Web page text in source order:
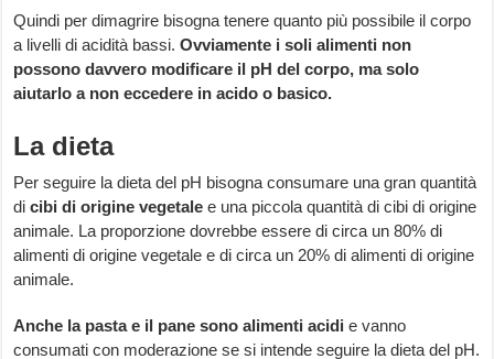
Quindi per dimagrire bisogna tenere quanto più possibile il corpo
a livelli di acidità bassi.Ovviamente i soli alimenti non
possono davvero modificare il pH del corpo, ma solo
aiutarlo a non eccedere in acido o basico.
La dieta
Per seguire la dieta del pH bisogna consumare una gran quantità
di cibi di origine vegetale e una piccola quantità di cibi di origine
animale. La proporzione dovrebbe essere di circa un 80% di
alimenti di origine vegetale e di circa un 20% di alimenti di origine
animale.
Anche la pasta e il pane sono alimenti acidi e vanno
consumati con moderazione se si intende seguire la dieta del pH.